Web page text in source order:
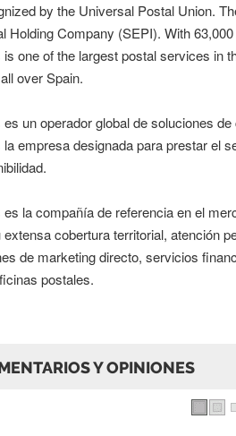
by the Universal Postal Union.
Holding Company (SEPI). With
one of the largest postal services in
over Spain.
un operador global de soluciones
empresa designada para prestar el
la compañía de referencia en el
cobertura territorial, atención
de marketing directo, servicios
postales.
Y OPINIONES